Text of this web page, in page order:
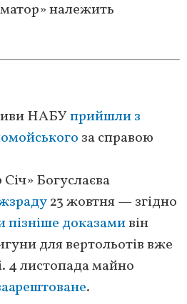
належить
НАБУприйшли з
за справою
Богуслаєва
23 жовтня — згідно
доказамивін
для вертольотів вже
4 листопада майно
.